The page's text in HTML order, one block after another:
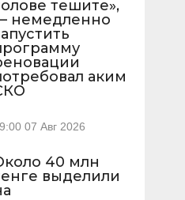
тешите»,
немедленно
аким
07 Авг 2026
40 млн
выделили